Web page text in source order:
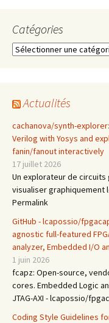
Catégories
Catégories
Actualités
cachanova/synth-
Verilog with Yosys and
fanin/fanout interactively
17 juillet 2026
Un explorateur de
visualiser graphiquement
Permalink
GitHub - lcapossio/
agnostic full-featured
analyzer, Embedded I/O
1 juin 2026
fcapz: Open-source,
cores. Embedded Logic
JTAG-AXI - lcapossio/
Coding Style Guidelines